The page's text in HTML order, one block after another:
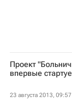
Проект
впервые
23 августа 2013, 09:57